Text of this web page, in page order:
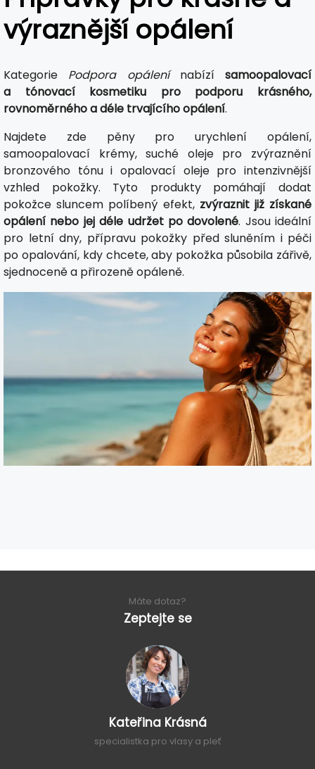
výraznější opálení
Kategorie Podpora opálenínabízí samoopalovací
a tónovací kosmetiku
pro podporu krásného,
rovnoměrného a déle trvajícího opálení.
Najdete zde pěny pro urychlení opálení,
samoopalovací krémy, suché oleje pro zvýraznění
bronzového tónu i opalovací oleje pro intenzivnější
vzhled pokožky. Tyto produkty pomáhají dodat
pokožce sluncem políbený efekt, zvýraznit již získané
opálení nebo jej déle udržet po dovolené. Jsou ideální
pro letní dny, přípravu pokožky před sluněním i péči
po opalování, kdy chcete, aby pokožka působila zářivě,
sjednoceně a přirozeně opáleně.
Máte dotaz?
Zeptejte se
Kateřina Krásná
specialistka pro vlasy a pleť